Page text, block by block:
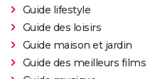
Guide lifestyle
Guide des loisirs
Guide maison et jardin
Guide des meilleurs films